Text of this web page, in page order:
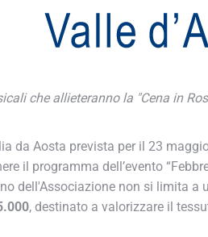
che allieteranno la "Cena in
da Aosta prevista per il 23
il programma dell’evento
dell'Associazione non si limita a
, destinato a valorizzare il